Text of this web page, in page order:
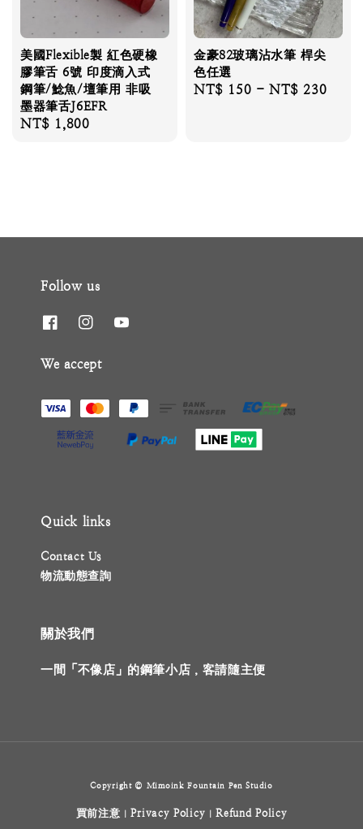
美國Flexible製 紅色硬橡
膠筆舌 6號 印度滴入式
鋼筆/鯰魚/壇筆用 非吸
墨器筆舌J6EFR
Regular
NT$ 1,800
金豪82玻璃沾水筆 桿尖
色任選
Regular
NT$ 150 -NT$ 230
Follow us
We accept
Quick links
Contact Us
物流動態查詢
關於我們
一間「不像店」的鋼筆小店，客請隨主便
Copyright © Mimoink Fountain Pen Studio
買前注意 Privacy Policy Refund Policy